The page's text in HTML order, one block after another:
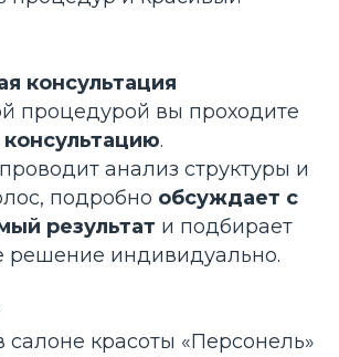
консультация
процедурой вы проходите
.
анализ структуры и
подробно обсуждает с
результат и подбирает
решение индивидуально.
красоты «Персонель»